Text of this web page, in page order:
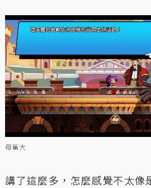
母鯊大
講了這麼多，怎麼感覺不太像